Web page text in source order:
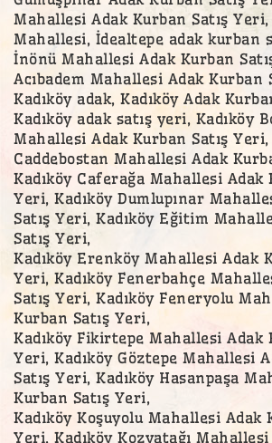
Mahallesi Adak Kurban Satış
Mahallesi, İdealtepe adak kurban
İnönü Mahallesi Adak Kurban
Acıbadem Mahallesi Adak Kurban
Kadıköy adak, Kadıköy Adak
Kadıköy adak satış yeri, Kadıköy
Mahallesi Adak Kurban Satış Yeri,
Caddebostan Mahallesi Adak
Kadıköy Caferağa Mahallesi Adak
Yeri, Kadıköy Dumlupınar
Satış Yeri, Kadıköy Eğitim
Satış Yeri,
Kadıköy Erenköy Mahallesi Adak
Yeri, Kadıköy Fenerbahçe
Satış Yeri, Kadıköy Feneryolu
Kurban Satış Yeri,
Kadıköy Fikirtepe Mahallesi Adak
Yeri, Kadıköy Göztepe Mahallesi
Satış Yeri, Kadıköy Hasanpaşa
Kurban Satış Yeri,
Kadıköy Koşuyolu Mahallesi Adak
Yeri, Kadıköy Kozyatağı